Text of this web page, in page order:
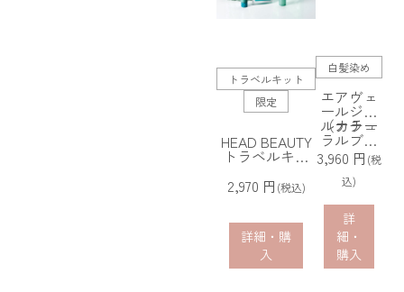
トラベルキット
限定
HEAD BEAUTY
トラベルキッ
(エメラルドサ
マー)
2,970 円 (税込)
詳細・購
入
白髪染め
エアヴェ
ールジェ
ルカラー
（ナチュ
ラルブラ
ウン）
3,960 円 (税
込)
詳
細・
購入